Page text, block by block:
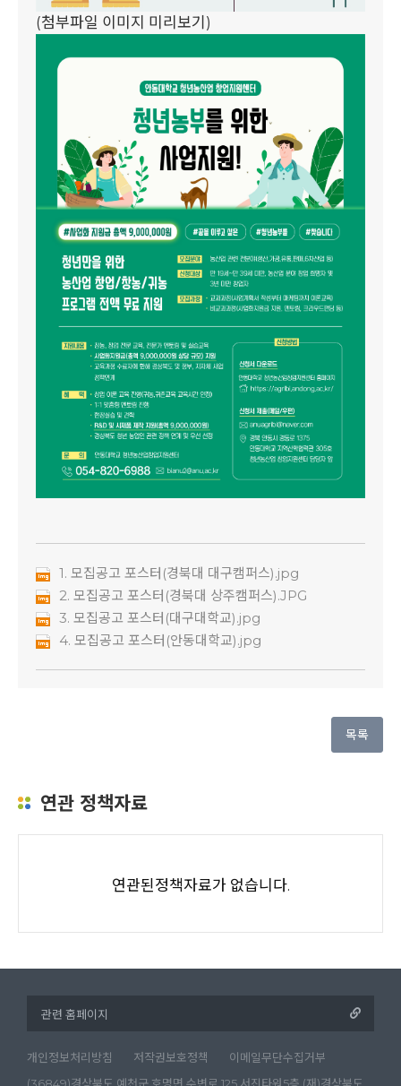
(첨부파일 이미지 미리보기)
1. 모집공고 포스터(경북대 대구캠퍼스).jpg
2. 모집공고 포스터(경북대 상주캠퍼스).JPG
3. 모집공고 포스터(대구대학교).jpg
4. 모집공고 포스터(안동대학교).jpg
목록
연관 정책자료
연관된정책자료가 없습니다.
개인정보처리방침 저작권보호정책
이메일무단수집거부